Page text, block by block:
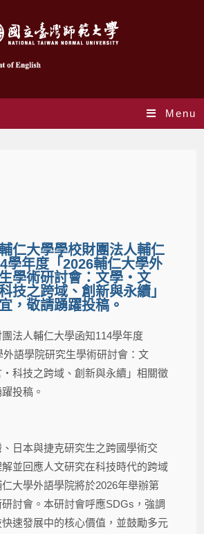
Menu
輔仁大學學校財團法人輔仁
學年度「2026輔仁大學外
學術研討會：文學・文
技之跨域、創新與永續」
，敬請踴躍投稿。
法人輔仁大學函知114學年度
外語學院研究生學術研討會：文
科技之跨域、創新與永續」相關徵
投稿。
日本與捷克研究生之跨國學術交
並回應人文研究在科技時代的跨域
大學外語學院將於2026年舉辦第
討會。本研討會呼應SDGs，強調
速發展中的核心價值，並鼓勵多元